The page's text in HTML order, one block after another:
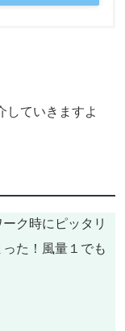
していきますよ
ク時にピッタリ
た！風量１でも